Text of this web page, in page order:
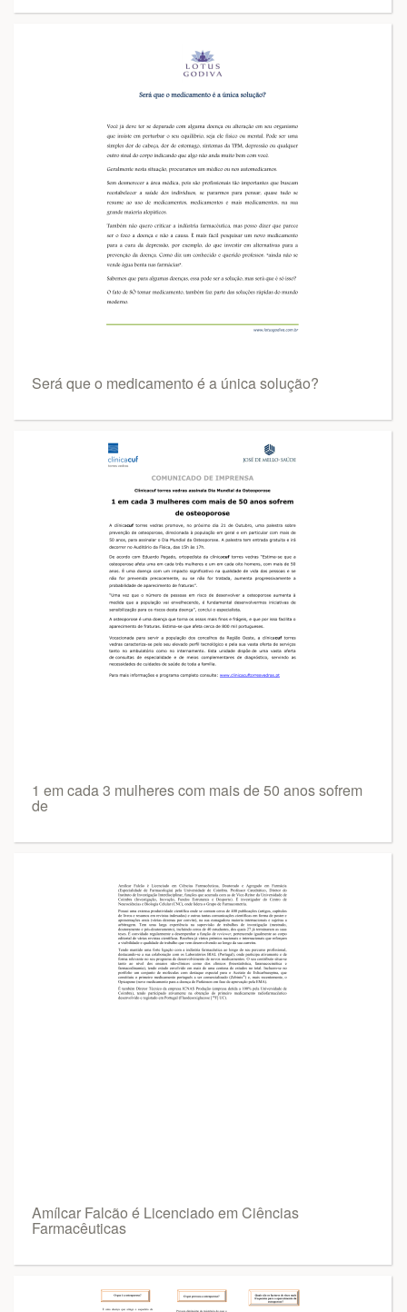
Será que o medicamento é a única solução?
1 em cada 3 mulheres com mais de 50 anos sofrem
de
Amílcar Falcão é Licenciado em Ciências
Farmacêuticas